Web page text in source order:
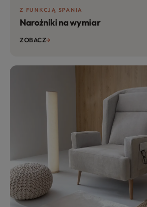
Z FUNKCJĄ SPANIA
Narożniki na wymiar
ZOBACZ